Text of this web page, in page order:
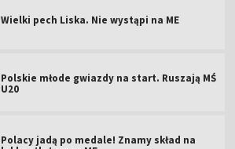
Wielki pech Liska. Nie wystąpi na ME
Polskie młode gwiazdy na start. Ruszają MŚ
U20
Polacy jadą po medale! Znamy skład na